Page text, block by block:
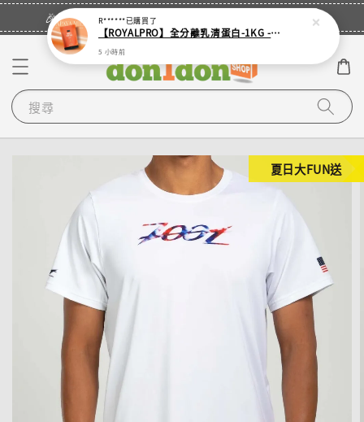
🎉登入會員・領取您的專屬折扣券！
搜尋
夏日大FUN送
R******已購買了
【ROYALPRO】全分離乳清蛋白-1KG -多口味任選｜可加購湯匙
5 小時前